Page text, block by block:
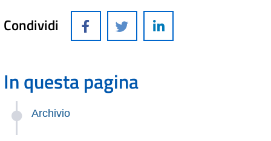
Condividi
In questa pagina
Archivio